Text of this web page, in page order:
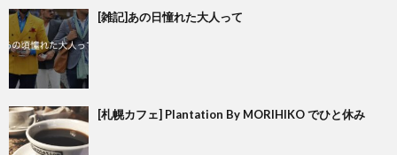
[雑記]あの日憧れた大人って
[札幌カフェ] Plantation By MORIHIKO でひと休み